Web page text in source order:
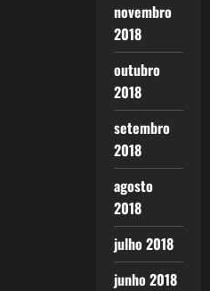
novembro
2018
outubro
2018
setembro
2018
agosto
2018
julho 2018
junho 2018